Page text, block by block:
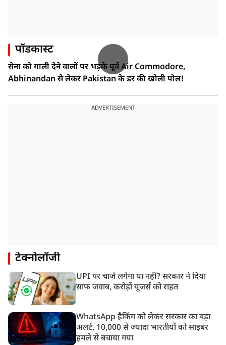
पॉडकास्ट
सेना को गाली देने वालों पर भड़के पूर्व Air Commodore,
Abhinandan से लेकर Pakistan के डर की खोली पोल!
ADVERTISEMENT
टेक्नोलॉजी
UPI पर चार्ज लगेगा या नहीं? सरकार ने दिया
साफ जवाब, करोड़ों यूजर्स को राहत
WhatsApp हैकिंग को लेकर सरकार का बड़ा
अलर्ट, 10,000 से ज्यादा भारतीयों को साइबर
हमले से बचाया गया